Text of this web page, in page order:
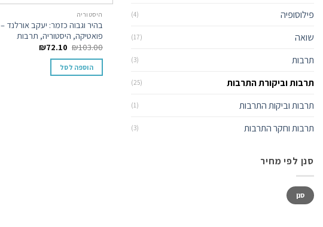
פילוסופיה (4)
שואה (17)
תרבות (3)
תרבות וביקורת התרבות (25)
תרבות וביקות התרבות (1)
תרבות וחקר התרבות (3)
סנן לפי מחיר
סנן
היסטוריה
בהיר וגבוה כזמר: יעקב אורלנד –
פואטיקה, היסטוריה, תרבות
₪103.00
₪72.10
הוספה לסל